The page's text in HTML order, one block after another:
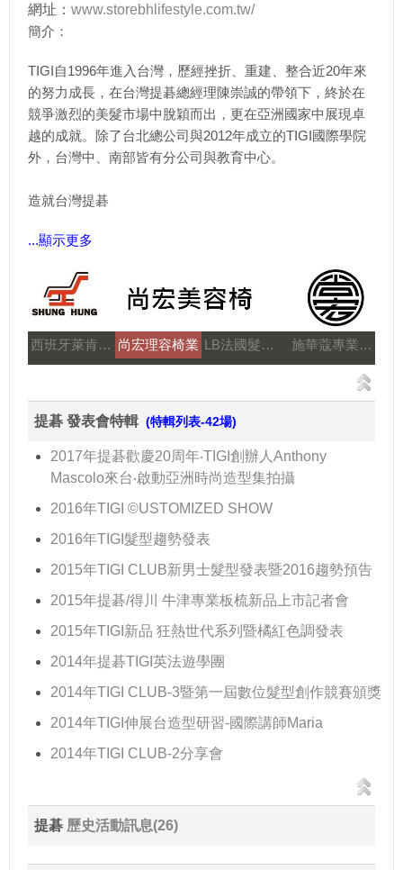
網址： www.storebhlifestyle.com.tw/
簡介：
TIGI自1996年進入台灣，歷經挫折、重建、整合近20年來
的努力成長，在台灣提碁總經理陳崇誠的帶領下，終於在
競爭激烈的美髮市場中脫穎而出，更在亞洲國家中展現卓
越的成就。除了台北總公司與2012年成立的TIGI國際學院
外，台灣中、南部皆有分公司與教育中心。
造就台灣提碁
...顯示更多
西班牙萊肯髮品 尚宏理容椅業 LB法國髮妝之鑰 施華蔻專業美髮
提碁 發表會特輯 (特輯列表-42場)
2017年提碁歡慶20周年‧TIGI創辦人Anthony
Mascolo來台‧啟動亞洲時尚造型集拍攝
2016年TIGI ©USTOMIZED SHOW
2016年TIGI髮型趨勢發表
2015年TIGI CLUB新男士髮型發表暨2016趨勢預告
2015年提碁/得川 牛津專業板梳新品上市記者會
2015年TIGI新品 狂熱世代系列暨橘紅色調發表
2014年提碁TIGI英法遊學團
2014年TIGI CLUB-3暨第一屆數位髮型創作競賽頒獎
2014年TIGI伸展台造型研習-國際講師Maria
2014年TIGI CLUB-2分享會
提碁 歷史活動訊息(26)